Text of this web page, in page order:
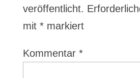
veröffentlicht.
mit *markiert
Kommentar *